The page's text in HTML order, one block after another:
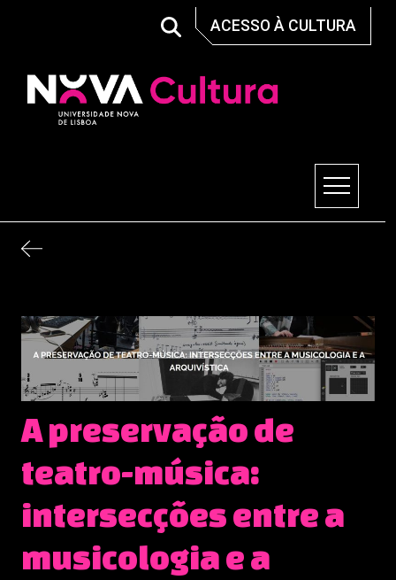
ACESSO À CULTURA
A preservação de
teatro-música:
intersecções entre a
musicologia e a